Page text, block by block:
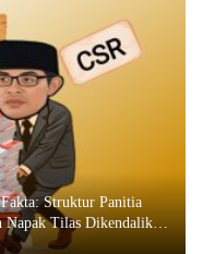
Struktur Panitia
Napak Tilas Dikendalikan